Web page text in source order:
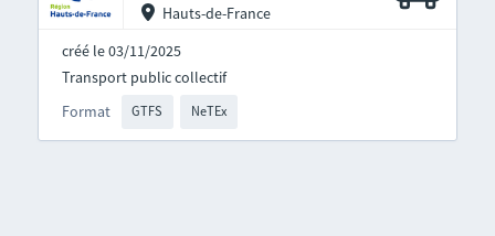
Hauts-de-France
créé le 03/11/2025
Format GTFS NeTEx
Transport public collectif